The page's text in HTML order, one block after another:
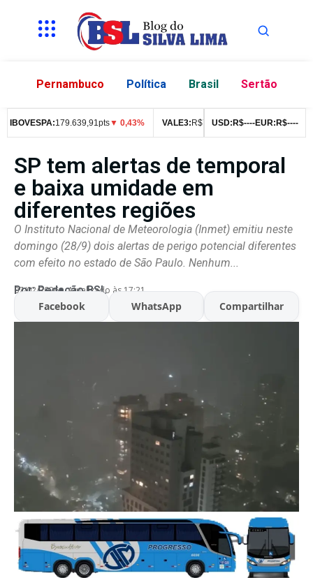
Pernambuco Política Brasil Sertão
179.639,91pts▼ 0,43% VALE3:R$76,99 ▼ 2,49% ITUB4:R$
USD: R$----EUR: R$----
SP tem alertas de temporal
e baixa umidade em
diferentes regiões
O Instituto Nacional de Meteorologia (Inmet) emitiu neste
domingo (28/9) dois alertas de perigo potencial diferentes
com efeito no estado de São Paulo. Nenhum...
Por:Redação BSL
07/02/2026 Atualizado às 17:21
Facebook WhatsApp Compartilhar